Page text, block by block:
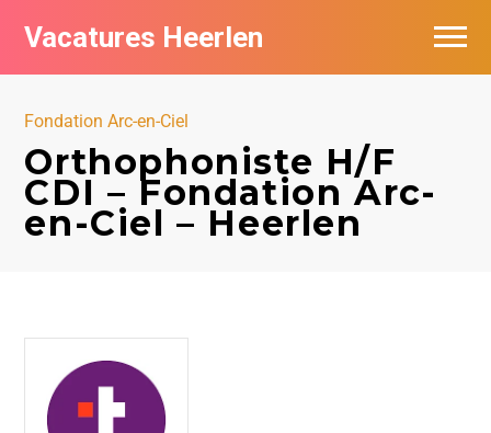
Vacatures Heerlen
Fondation Arc-en-Ciel
Orthophoniste H/F
CDI – Fondation Arc-
en-Ciel – Heerlen
Vacatures per bedrijf in Heerlen